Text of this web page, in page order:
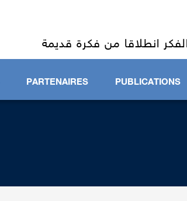
انطلاقا من فكرة قديمة
PUBLICATIONS
PARTENAIRES